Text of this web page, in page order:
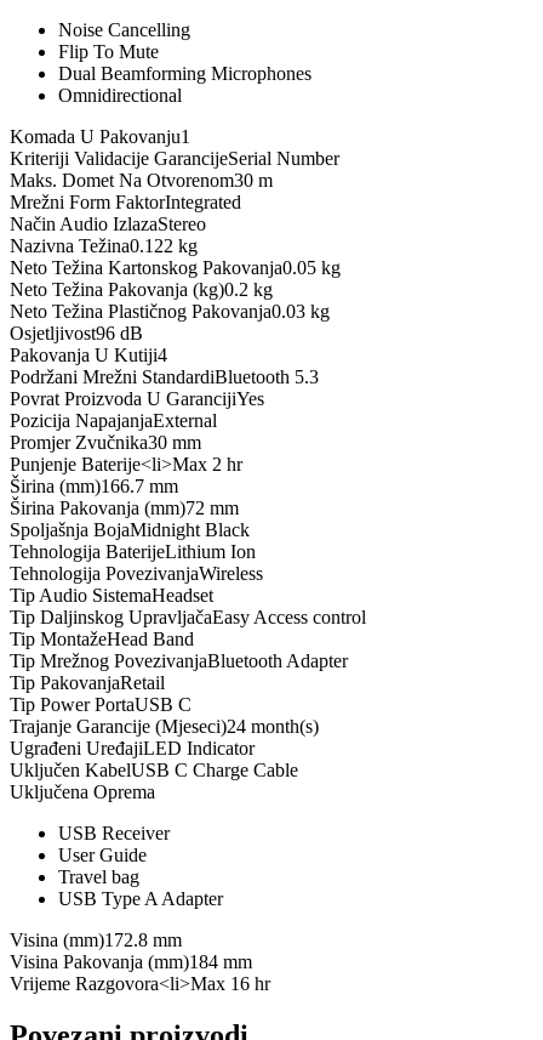
Noise Cancelling
Flip To Mute
Dual Beamforming Microphones
Omnidirectional
Komada U Pakovanju1
Kriteriji Validacije GarancijeSerial Number
Maks. Domet Na Otvorenom30 m
Mrežni Form FaktorIntegrated
Način Audio IzlazaStereo
Nazivna Težina0.122 kg
Neto Težina Kartonskog Pakovanja0.05 kg
Neto Težina Pakovanja (kg)0.2 kg
Neto Težina Plastičnog Pakovanja0.03 kg
Osjetljivost96 dB
Pakovanja U Kutiji4
Podržani Mrežni StandardiBluetooth 5.3
Povrat Proizvoda U GarancijiYes
Pozicija NapajanjaExternal
Promjer Zvučnika30 mm
Punjenje Baterije<li>Max 2 hr
Širina (mm)166.7 mm
Širina Pakovanja (mm)72 mm
Spoljašnja BojaMidnight Black
Tehnologija BaterijeLithium Ion
Tehnologija PovezivanjaWireless
Tip Audio SistemaHeadset
Tip Daljinskog UpravljačaEasy Access control
Tip MontažeHead Band
Tip Mrežnog PovezivanjaBluetooth Adapter
Tip PakovanjaRetail
Tip Power PortaUSB C
Trajanje Garancije (Mjeseci)24 month(s)
Ugrađeni UređajiLED Indicator
Uključen KabelUSB C Charge Cable
Uključena Oprema
USB Receiver
User Guide
Travel bag
USB Type A Adapter
Visina (mm)172.8 mm
Visina Pakovanja (mm)184 mm
Vrijeme Razgovora<li>Max 16 hr